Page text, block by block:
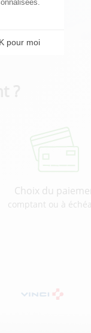
Choix du
comptant ou à